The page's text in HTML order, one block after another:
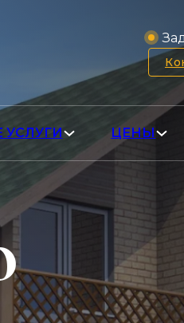
УСЛУГИ ЦЕНЫ